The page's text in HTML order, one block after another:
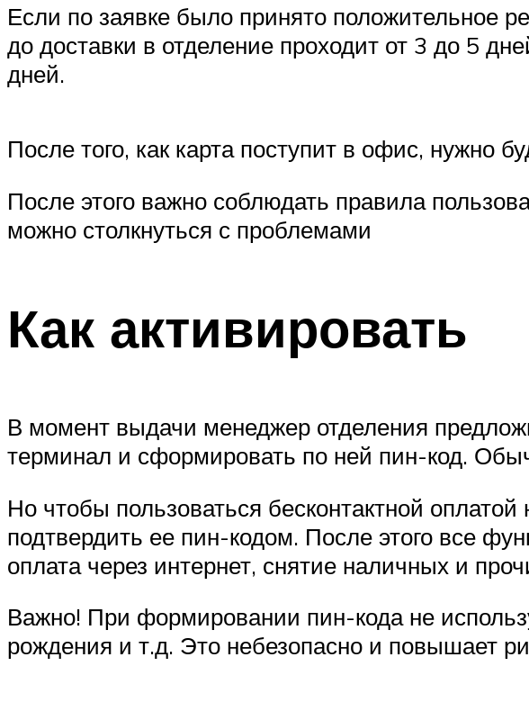
Если по заявке было принято положительное
до доставки в отделение проходит от 3 до 5
дней.
После того, как карта поступит в офис, нужно
После этого важно соблюдать правила
можно столкнуться с проблемами
Как активировать
В момент выдачи менеджер отделения
терминал и сформировать по ней пин-код.
Но чтобы пользоваться бесконтактной
подтвердить ее пин-кодом. После этого все
оплата через интернет, снятие наличных и
Важно! При формировании пин-кода не
рождения и т.д. Это небезопасно и повышает